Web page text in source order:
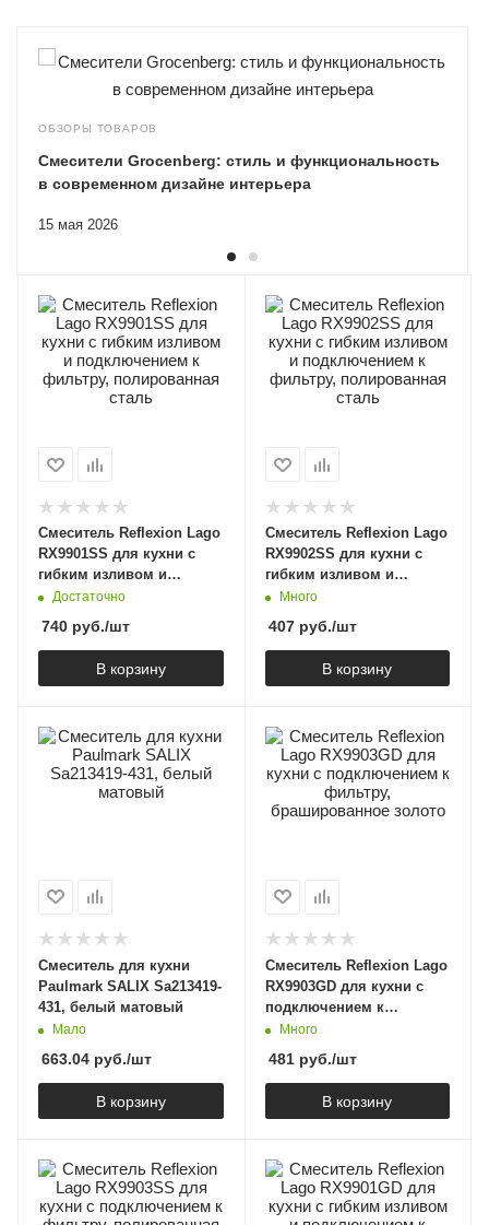
ОБЗОРЫ ТОВАРОВ
15 мая 2026
Смесители Grocenberg: стиль и функциональность
в современном дизайне интерьера
Смеситель Reflexion Lago
RX9901SS для кухни с
гибким изливом и
подключением к
сталь
Достаточно
740 руб./шт
В корзину
Смеситель Reflexion Lago
RX9902SS для кухни с
гибким изливом и
подключением к
сталь
Много
407руб./шт
В корзину
Смеситель для кухни
Paulmark SALIX Sa213419-
431, белый матовый
Мало
663.04 руб./шт
В корзину
Смеситель Reflexion Lago
RX9903GD для кухни с
подключением к
фильтру, брашированное
Много
481руб./шт
В корзину